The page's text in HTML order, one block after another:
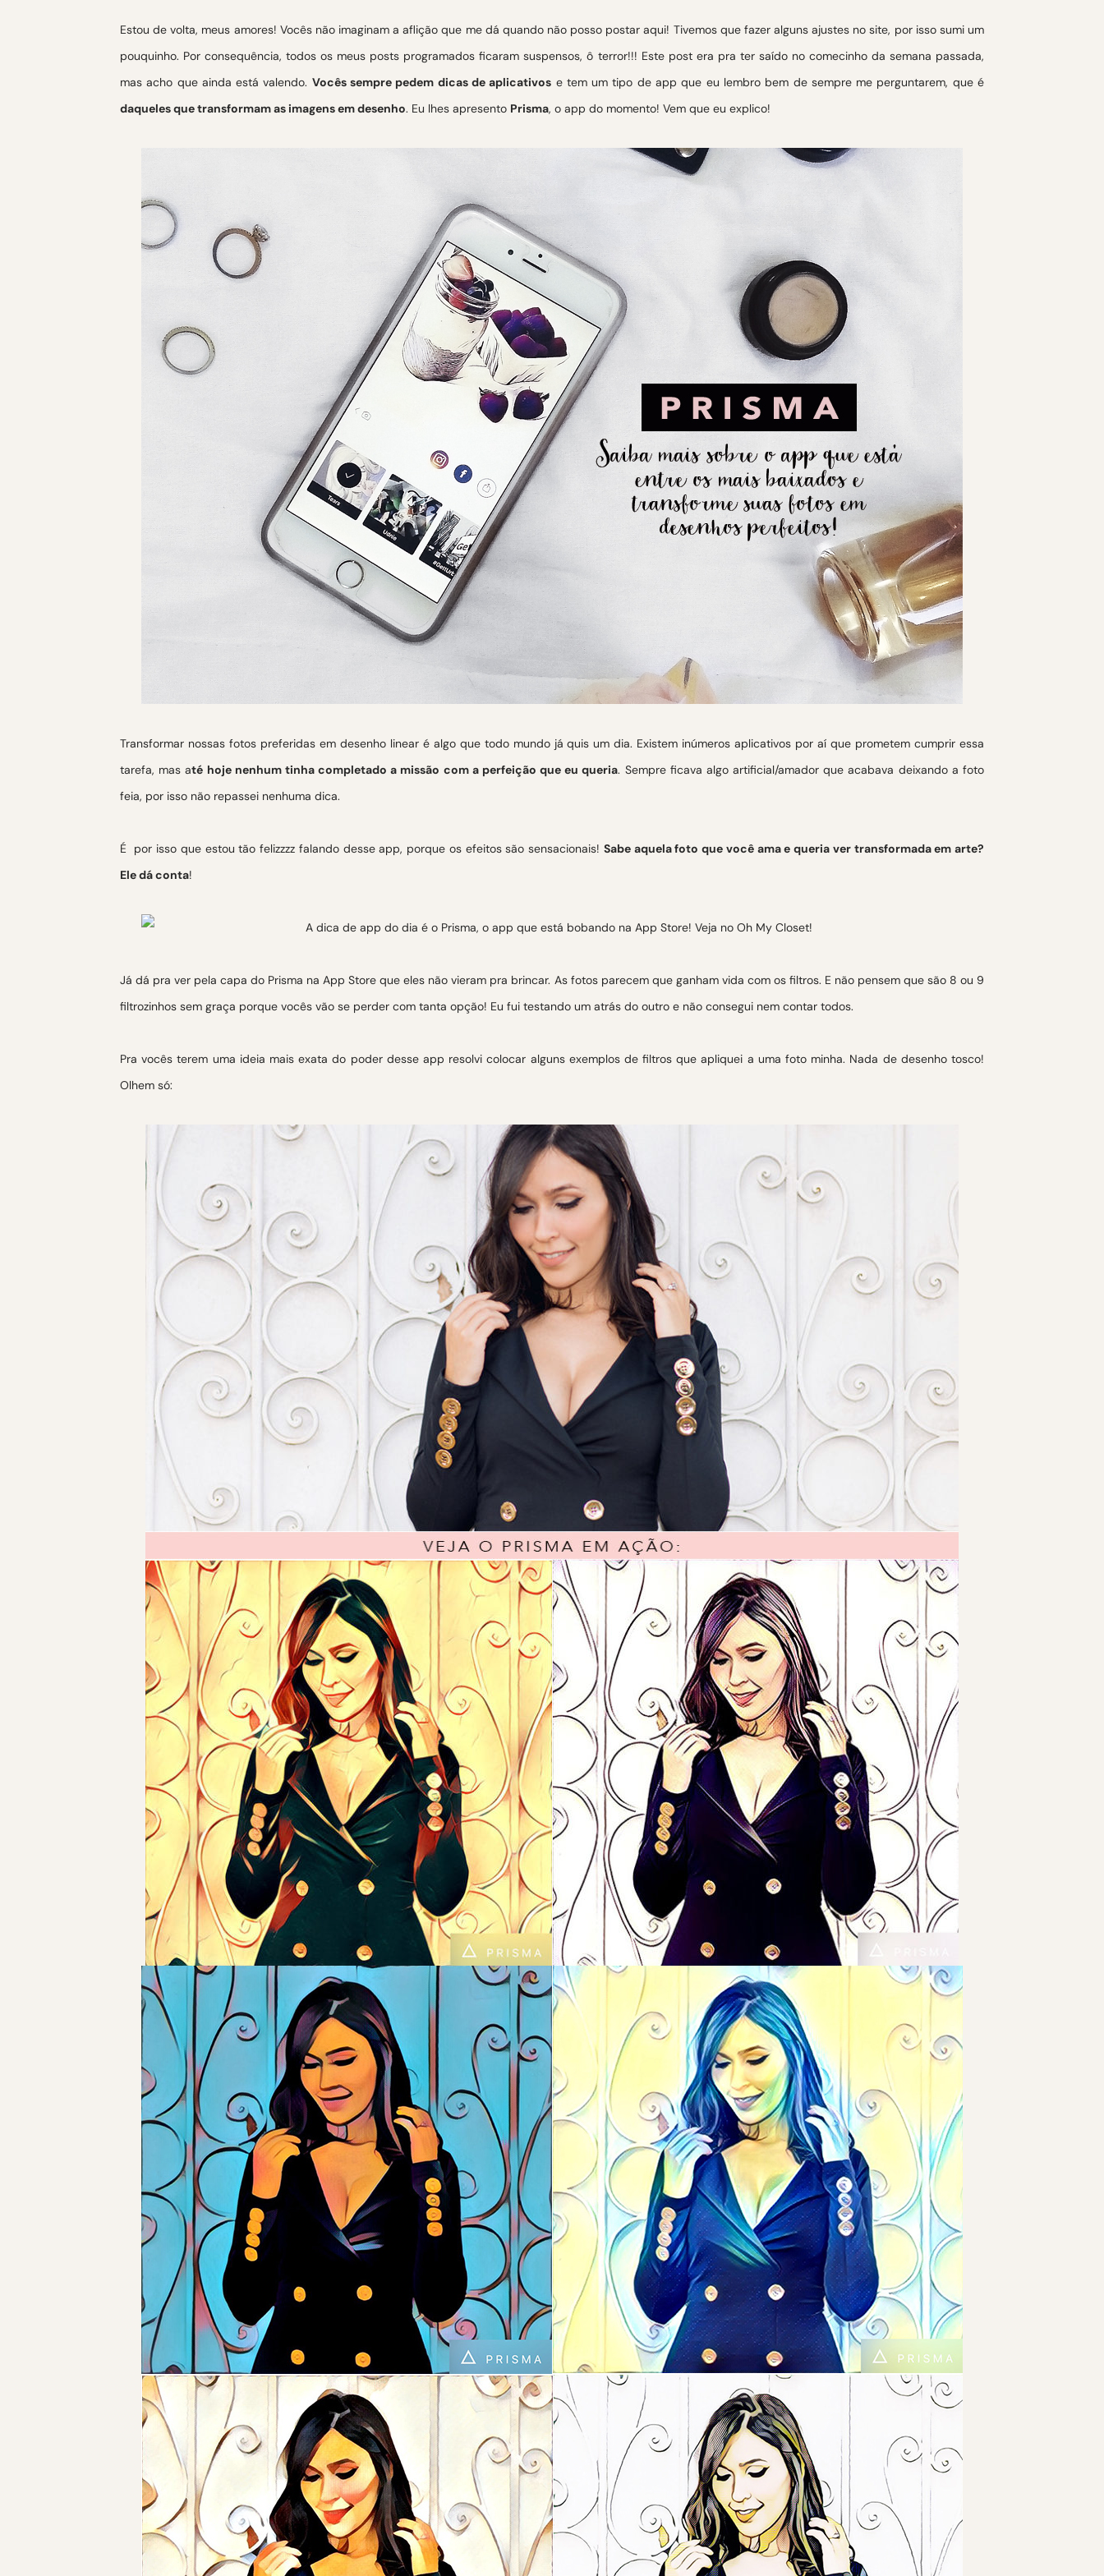
Estou de volta, meus amores! Vocês não imaginam a aflição que me dá quando não posso postar aqui! Tivemos que fazer alguns ajustes no site, por isso sumi um
pouquinho. Por consequência, todos os meus posts programados ficaram suspensos, ô terror!!! Este post era pra ter saído no comecinho da semana passada,
mas acho que ainda está valendo. Vocês sempre pedem dicas de aplicativos e tem um tipo de app que eu lembro bem de sempre me perguntarem, que é
daqueles que transformam as imagens em desenho. Eu lhes apresento Prisma, o app do momento! Vem que eu explico!
Transformar nossas fotos preferidas em desenho linear é algo que todo mundo já quis um dia. Existem inúmeros aplicativos por aí que prometem cumprir essa
tarefa, mas até hoje nenhum tinha completado a missão com a perfeição que eu queria. Sempre ficava algo artificial/amador que acabava deixando a foto
feia, por isso não repassei nenhuma dica.
É por isso que estou tão felizzzz falando desse app, porque os efeitos são sensacionais! Sabe aquela foto que você ama e queria ver transformada em arte?
Ele dá conta!
Já dá pra ver pela capa do Prisma na App Store que eles não vieram pra brincar. As fotos parecem que ganham vida com os filtros. E não pensem que são 8 ou 9
filtrozinhos sem graça porque vocês vão se perder com tanta opção! Eu fui testando um atrás do outro e não consegui nem contar todos.
Pra vocês terem uma ideia mais exata do poder desse app resolvi colocar alguns exemplos de filtros que apliquei a uma foto minha. Nada de desenho tosco!
Olhem só: